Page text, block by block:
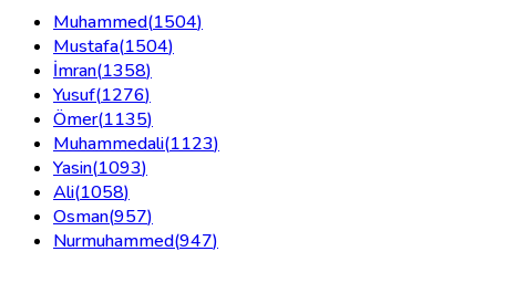
Muhammed(1504)
Mustafa(1504)
İmran(1358)
Yusuf(1276)
Ömer(1135)
Muhammedali(1123)
Yasin(1093)
Ali(1058)
Osman(957)
Nurmuhammed(947)